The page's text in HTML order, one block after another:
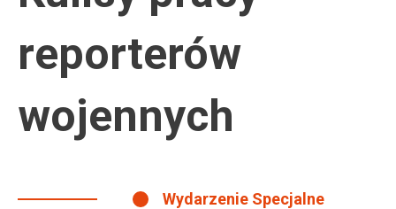
reporterów
wojennych
Wydarzenie Specjalne